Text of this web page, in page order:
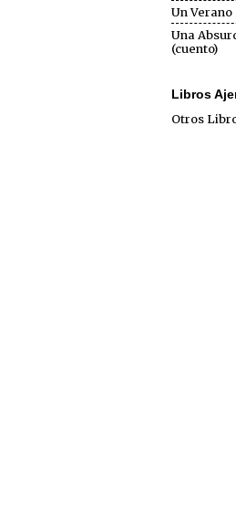
Un
Una
(cuento)
Libros
Otros